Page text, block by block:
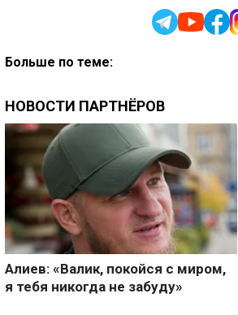
Больше по теме: